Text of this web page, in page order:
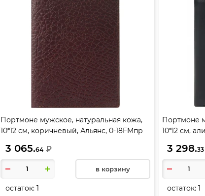
Портмоне мужское, натуральная кожа,
10*12 см, коричневый, Альянс, 0-18FMпр
3 065.64 ₽
в корзину
остаток: 1
Портмоне
10*12 см,
3 298.33
остаток: 1